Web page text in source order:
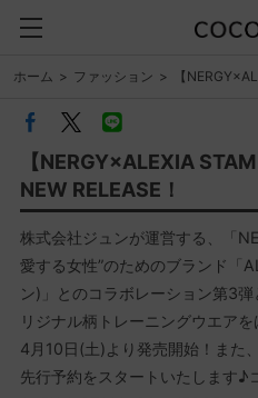
ホーム ファッション 【
【NERGY×ALEXIA
NEW RELEASE！
株式会社ジュンが運営する、「
愛する女性”のためのブランド「
ン)」とのコラボレーション第3
リジナル柄トレーニングウエア
4月10日(土)より発売開始！また
先行予約をスタートいたします♪